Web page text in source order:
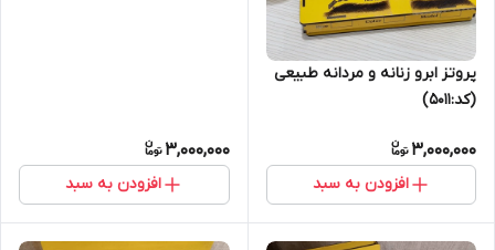
پروتز ابرو زنانه و مردانه طبیعی
(کد:5011)
3,000,000
افزودن به سبد
3,000,000
افزودن به سبد